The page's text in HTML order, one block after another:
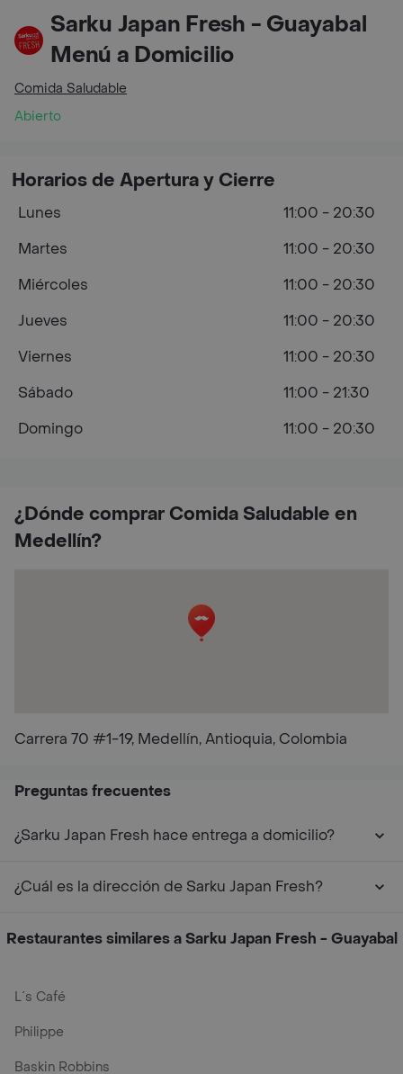
Sarku Japan Fresh - Guayabal
Menú a Domicilio
Comida Saludable
Abierto
¿Dónde comprar Comida Saludable en
Medellín?
Carrera 70 #1-19, Medellín, Antioquia, Colombia
Horarios de Apertura y Cierre
Lunes
11:00 - 20:30
Martes
11:00 - 20:30
Miércoles
11:00 - 20:30
Jueves
11:00 - 20:30
Viernes
11:00 - 20:30
Sábado
11:00 - 21:30
Domingo
11:00 - 20:30
Preguntas frecuentes
¿Sarku Japan Fresh hace entrega a domicilio?
¿Cuál es la dirección de Sarku Japan Fresh?
Restaurantes similares a Sarku Japan Fresh - Guayabal
L´s Café
Philippe
Baskin Robbins